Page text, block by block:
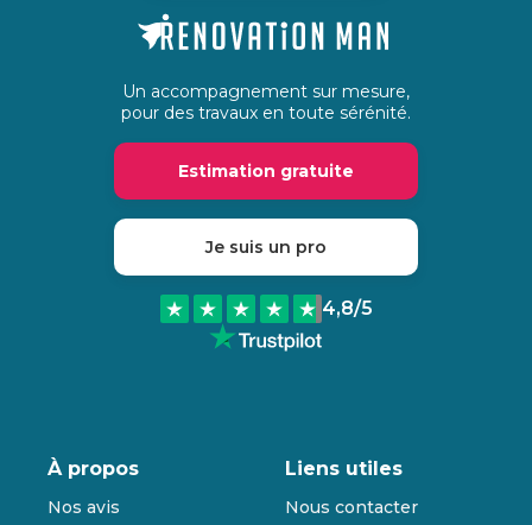
Un accompagnement sur mesure,
pour des travaux en toute sérénité.
Estimation gratuite
Je suis un pro
4,8/5
À propos
Nos avis
Liens utiles
Nous contacter